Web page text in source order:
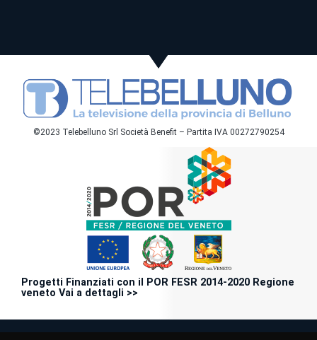
©2023 Telebelluno Srl Società Benefit – Partita IVA 00272790254
Progetti Finanziati con il POR FESR 2014-2020 Regione
veneto Vai a dettagli >>